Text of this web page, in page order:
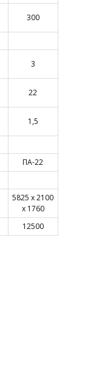
300
3
22
1,5
ПА-22
5825 х 2100
х 1760
12500